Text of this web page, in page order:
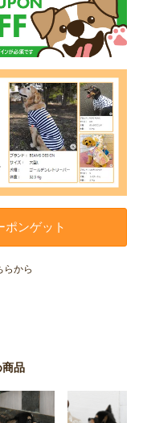
ポンゲット
らから
商品